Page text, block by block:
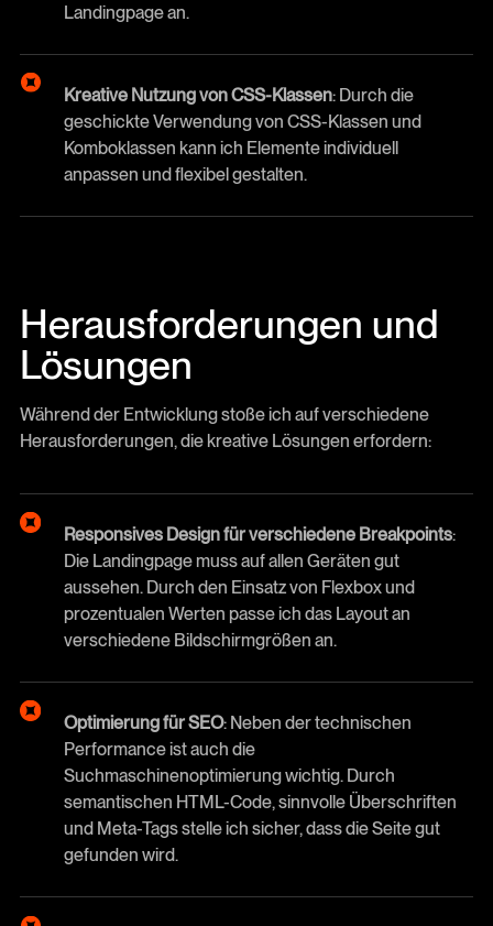
Landingpage an.
Kreative Nutzung von CSS-Klassen: Durch die
geschickte Verwendung von CSS-Klassen und
Komboklassen kann ich Elemente individuell
anpassen und flexibel gestalten.
Herausforderungen und
Lösungen
Während der Entwicklung stoße ich auf verschiedene
Herausforderungen, die kreative Lösungen erfordern:
Responsives Design für verschiedene Breakpoints:
Die Landingpage muss auf allen Geräten gut
aussehen. Durch den Einsatz von Flexbox und
prozentualen Werten passe ich das Layout an
verschiedene Bildschirmgrößen an.
Optimierung für SEO: Neben der technischen
Performance ist auch die
Suchmaschinenoptimierung wichtig. Durch
semantischen HTML-Code, sinnvolle Überschriften
und Meta-Tags stelle ich sicher, dass die Seite gut
gefunden wird.